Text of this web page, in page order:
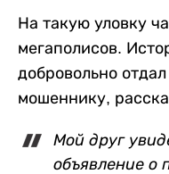
На такую уловку
мегаполисов.
добровольно
мошеннику,
Мой друг
объявление о